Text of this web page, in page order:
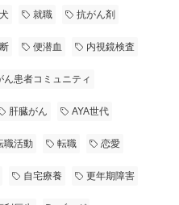
就職 抗がん剤
便潜血 内視鏡検査
ん患者コミュニティ
肝臓がん AYA世代
職活動 転職 恋愛
自宅療養 更年期障害